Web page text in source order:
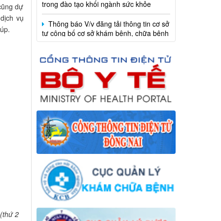
dự
vụ
2
Thông báo V/v đăng tải thông tin cơ sở
tự công bố cơ sở khám bệnh, chữa bệnh
đáp ứng yêu cầu là cơ sở thực hành
trong đào tạo khối ngành sức khỏe